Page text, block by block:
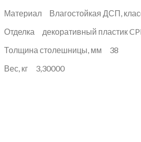
Материал Влагостойкая ДСП,
Отделка декоративный пластик
Толщина столешницы, мм 38
Вес, кг 3,30000